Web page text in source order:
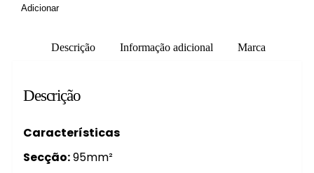
Adicionar
Descrição Informação adicional Marca
Descrição
Características
Secção:95mm²